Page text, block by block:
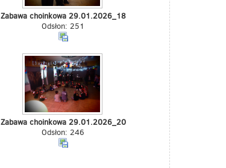
Zabawa choinkowa 29.01.2026_18
Odsłon: 251
Zabawa choinkowa 29.01.2026_20
Odsłon: 246